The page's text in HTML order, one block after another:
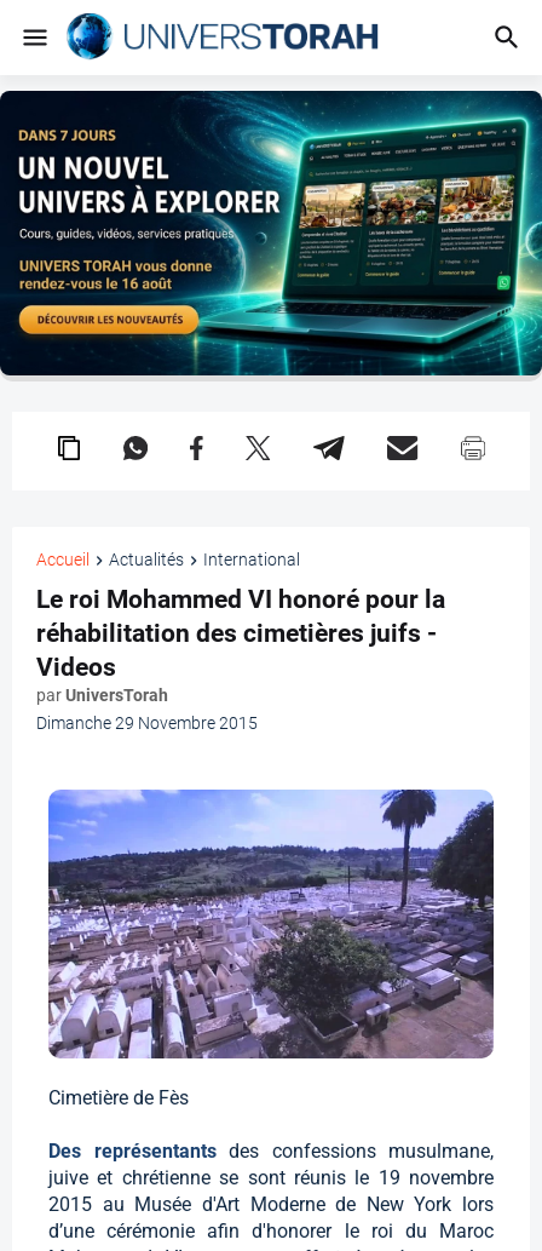
Accueil Actualités International
Le roi Mohammed VI honoré pour la
réhabilitation des cimetières juifs -
Videos
parUniversTorah
Dimanche 29 Novembre 2015
Cimetière de Fès
Des représentants des confessions musulmane,
juive et chrétienne se sont réunis le 19 novembre
2015 au Musée d'Art Moderne de New York lors
d’une cérémonie afin d'honorer le roi du Maroc